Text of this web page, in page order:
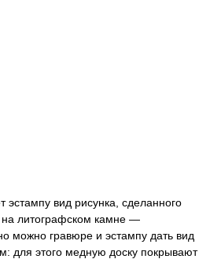
эстампу вид рисунка, сделанного
на литографском камне —
можно гравюре и эстампу дать вид
для этого медную доску покрывают